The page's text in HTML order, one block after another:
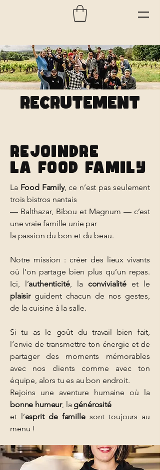
RECRUTEMENT
rejoindre
la fOOD FAMILY
La Food Family, ce n’est pas seulement
trois bistros nantais
— Balthazar, Bibou et Magnum — c’est
une vraie famille unie par
la passion du bon et du beau.
Notre mission : créer des lieux vivants
où l’on partage bien plus qu’un repas.
Ici, l’authenticité, la convivialitéet le
plaisirguident chacun de nos gestes,
de la cuisine à la salle.
Si tu as le goût du travail bien fait,
l’envie de transmettre ton énergie et de
partager des moments mémorables
avec nos clients comme avec ton
équipe, alors tu es au bon endroit.
Rejoins une aventure humaine où la
bonne humeur, lagénérosité
et l’esprit de famillesont toujours au
menu !